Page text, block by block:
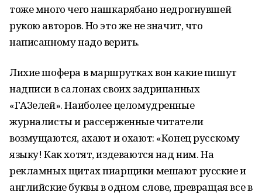
тоже много чего нашкарябано недрогнувшей
рукою авторов. Но это же не значит, что
написанному надо верить.
Лихие шофера в маршрутках вон какие пишут
надписи в салонах своих задрипанных
«ГАЗелей». Наиболее целомудренные
журналисты и рассерженные читатели
возмущаются, ахают и охают: «Конец русскому
языку! Как хотят, издеваются над ним. На
рекламных щитах пиарщики мешают русские и
английские буквы в одном слове, превращая все в